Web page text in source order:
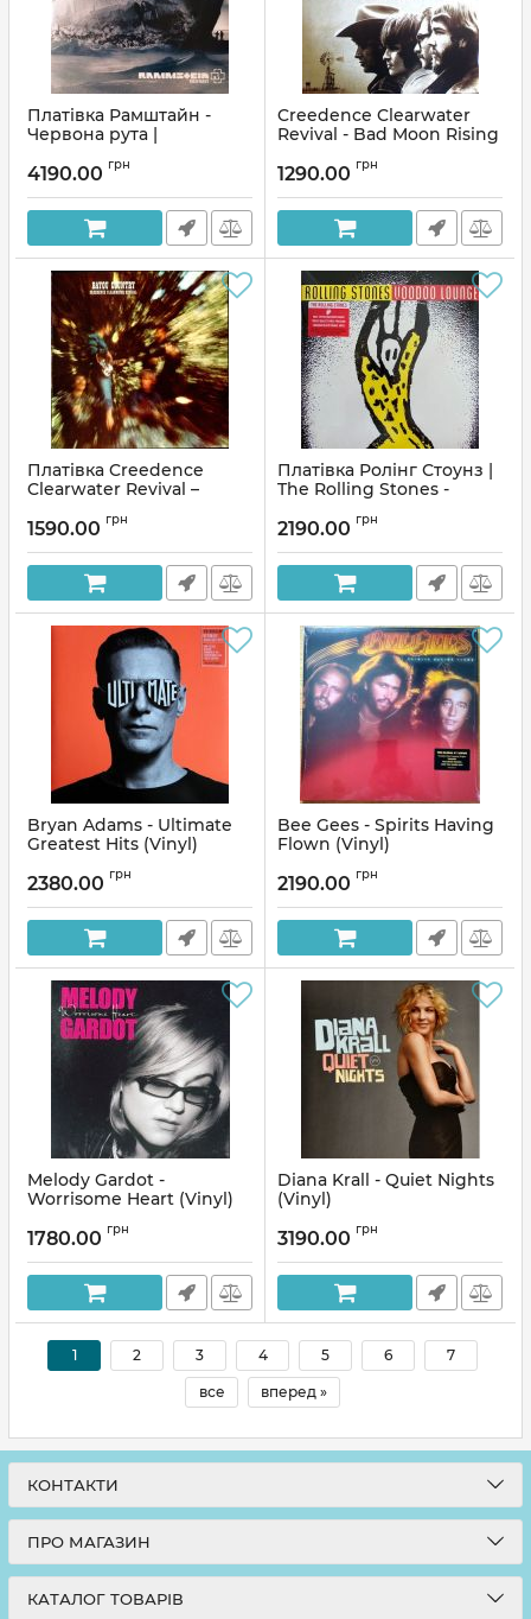
Платівка Рамштайн -
Червона рута |
(Vinyl)
Артикул: 176742
4190.00 грн
Creedence Clearwater
Revival - Bad Moon Rising
Артикул: 136539
1290.00 грн
Платівка Creedence
Clearwater Revival –
Кліруотер Відродження
Артикул: 136542
1590.00 грн
Платівка Ролінг Стоунз |
The Rolling Stones -
Артикул: 137097
2190.00 грн
Bryan Adams - Ultimate
Greatest Hits (Vinyl)
2380.00 грн
Bee Gees - Spirits Having
Flown (Vinyl)
2190.00 грн
Melody Gardot -
Worrisome Heart (Vinyl)
1780.00 грн
Diana Krall - Quiet Nights
(Vinyl)
3190.00 грн
1 2 3 4 5 6 7
все вперед »
КОНТАКТИ
ПРО МАГАЗИН
КАТАЛОГ ТОВАРІВ